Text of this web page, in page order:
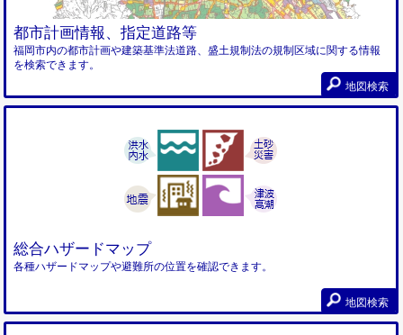
都市計画情報、指定道路等
福岡市内の都市計画や建築基準法道路、盛土規制法の規制区域に関する情報
を検索できます。
地図検索
総合ハザードマップ
各種ハザードマップや避難所の位置を確認できます。
地図検索